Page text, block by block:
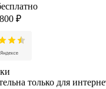
₽
только для